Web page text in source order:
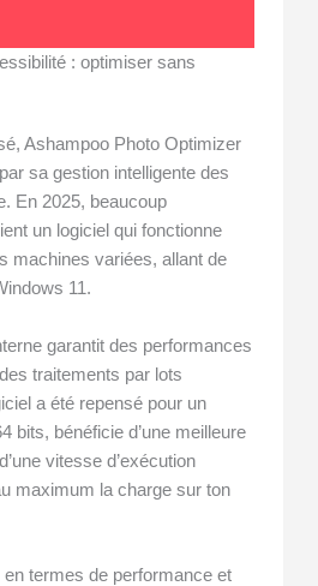
: optimiser sans
Ashampoo Photo Optimizer
sa gestion intelligente des
En 2025, beaucoup
un logiciel qui fonctionne
machines variées, allant de
11.
garantit des performances
traitements par lots
a été repensé pour un
bits, bénéficie d’une meilleure
vitesse d’exécution
maximum la charge sur ton
termes de performance et